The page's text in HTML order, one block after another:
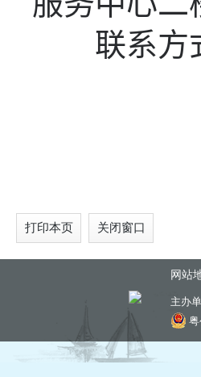
联系方
打印本页 关闭窗口
网站
主办